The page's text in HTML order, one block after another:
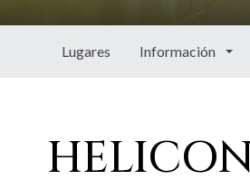
Lugares Información